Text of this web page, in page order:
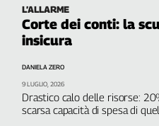
Categorie
Filcams
Filt
Fiom
L’ALLARME
Corte dei conti: la
insicura
Drastico calo delle risorse:
scarsa capacità di spesa di
DANIELA ZERO
9 LUGLIO, 2026